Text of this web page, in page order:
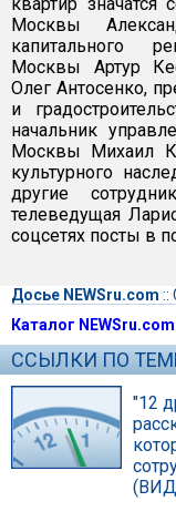
Москвы
капитального
Москвы Артур
Олег Антосенко,
и
начальник
Москвы Михаил
культурного
другие
телеведущая
соцсетях посты в
Досье NEWSru.com ::
Каталог NEWSru.com
ССЫЛКИ ПО
"12